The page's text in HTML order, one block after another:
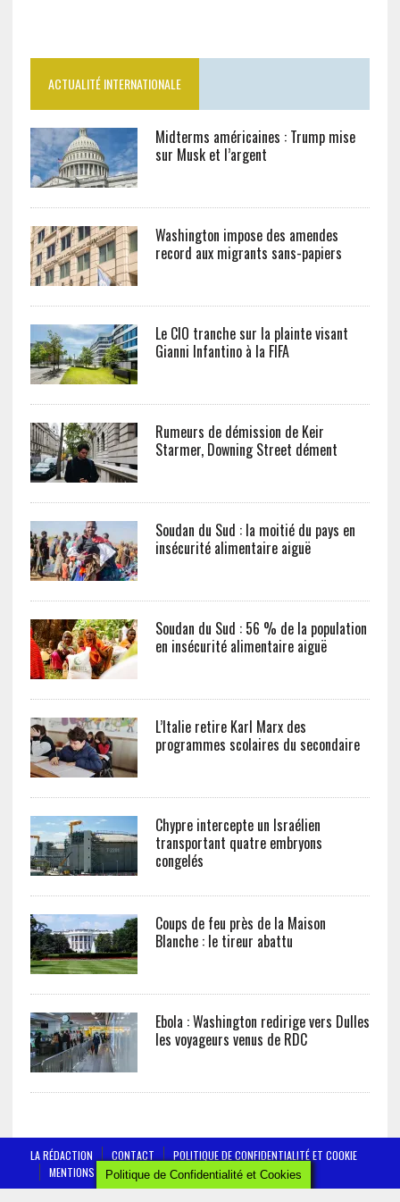
ACTUALITÉ INTERNATIONALE
Midterms américaines : Trump mise
sur Musk et l’argent
Washington impose des amendes
record aux migrants sans-papiers
Le CIO tranche sur la plainte visant
Gianni Infantino à la FIFA
Rumeurs de démission de Keir
Starmer, Downing Street dément
Soudan du Sud : la moitié du pays en
insécurité alimentaire aiguë
Soudan du Sud : 56 % de la population
en insécurité alimentaire aiguë
L’Italie retire Karl Marx des
programmes scolaires du secondaire
Chypre intercepte un Israélien
transportant quatre embryons
congelés
Coups de feu près de la Maison
Blanche : le tireur abattu
Ebola : Washington redirige vers Dulles
les voyageurs venus de RDC
LA RÉDACTION CONTACT
POLITIQUE DE CONFIDENTIALITÉ ET COOKIE
MENTIONS LÉGALESPolitique de Confidentialité et Cookies